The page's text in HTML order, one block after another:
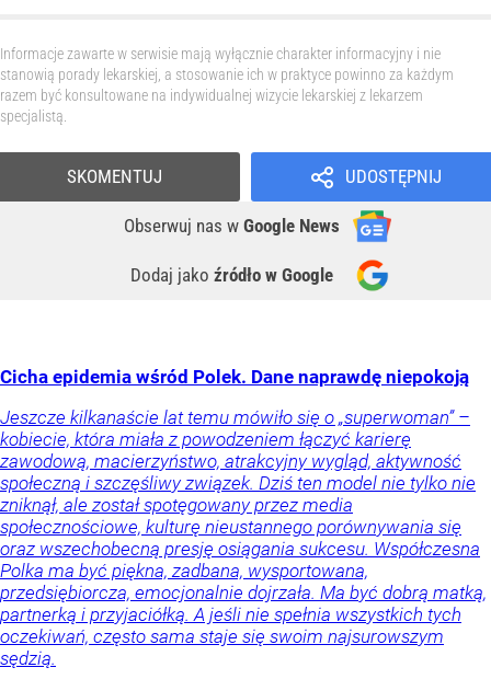
Informacje zawarte w serwisie mają wyłącznie charakter informacyjny i nie
stanowią porady lekarskiej, a stosowanie ich w praktyce powinno za każdym
razem być konsultowane na indywidualnej wizycie lekarskiej z lekarzem
specjalistą.
UDOSTĘPNIJ
Obserwuj nas w Google News
Dodaj jako źródło w Google
SKOMENTUJ
Cicha epidemia wśród Polek. Dane naprawdę niepokoją
Jeszcze kilkanaście lat temu mówiło się o „superwoman” –
kobiecie, która miała z powodzeniem łączyć karierę
zawodową, macierzyństwo, atrakcyjny wygląd, aktywność
społeczną i szczęśliwy związek. Dziś ten model nie tylko nie
zniknął, ale został spotęgowany przez media
społecznościowe, kulturę nieustannego porównywania się
oraz wszechobecną presję osiągania sukcesu. Współczesna
Polka ma być piękna, zadbana, wysportowana,
przedsiębiorcza, emocjonalnie dojrzała. Ma być dobrą matką,
partnerką i przyjaciółką. A jeśli nie spełnia wszystkich tych
oczekiwań, często sama staje się swoim najsurowszym
sędzią.